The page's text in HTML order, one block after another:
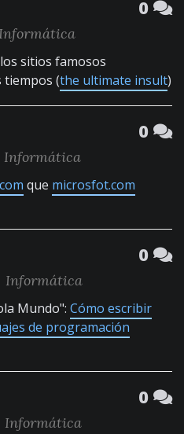
0
Informática
sitios famosos
tiempos (the ultimate insult)
0
Informática
que microsfot.com
0
Informática
Mundo": Cómo escribir
de programación
0
Informática